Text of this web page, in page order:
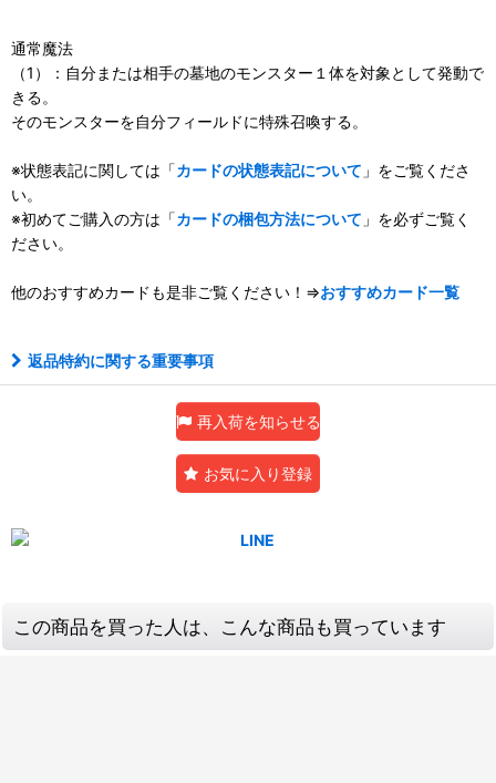
通常魔法
（1）：自分または相手の墓地のモンスター１体を対象として発動で
きる。
そのモンスターを自分フィールドに特殊召喚する。
※状態表記に関しては「カードの状態表記について 」をご覧くださ
い。
※初めてご購入の方は「カードの梱包方法について 」を必ずご覧く
ださい。
他のおすすめカードも是非ご覧ください！⇒おすすめカード一覧
返品特約に関する重要事項
再入荷を知らせる
お気に入り登録
この商品を買った人は、こんな商品も買っています